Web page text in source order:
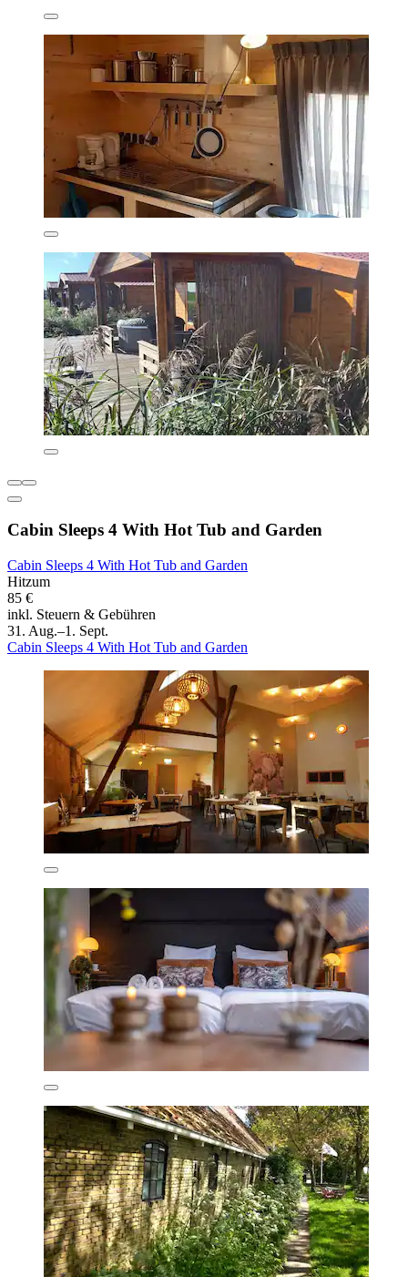
Cabin Sleeps 4 With Hot Tub and Garden
Cabin Sleeps 4 With Hot Tub and Garden
Hitzum
85 €
inkl. Steuern & Gebühren
31. Aug.–1. Sept.
Cabin Sleeps 4 With Hot Tub and Garden